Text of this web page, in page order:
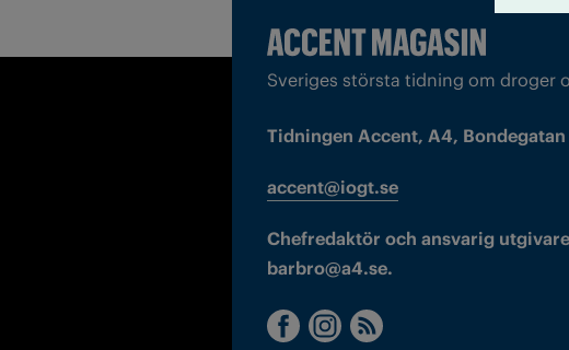
Sveriges största tidning om droger
Tidningen Accent, A4, Bondegatan
accent@iogt.se
Chefredaktör och ansvarig
barbro@a4.se.